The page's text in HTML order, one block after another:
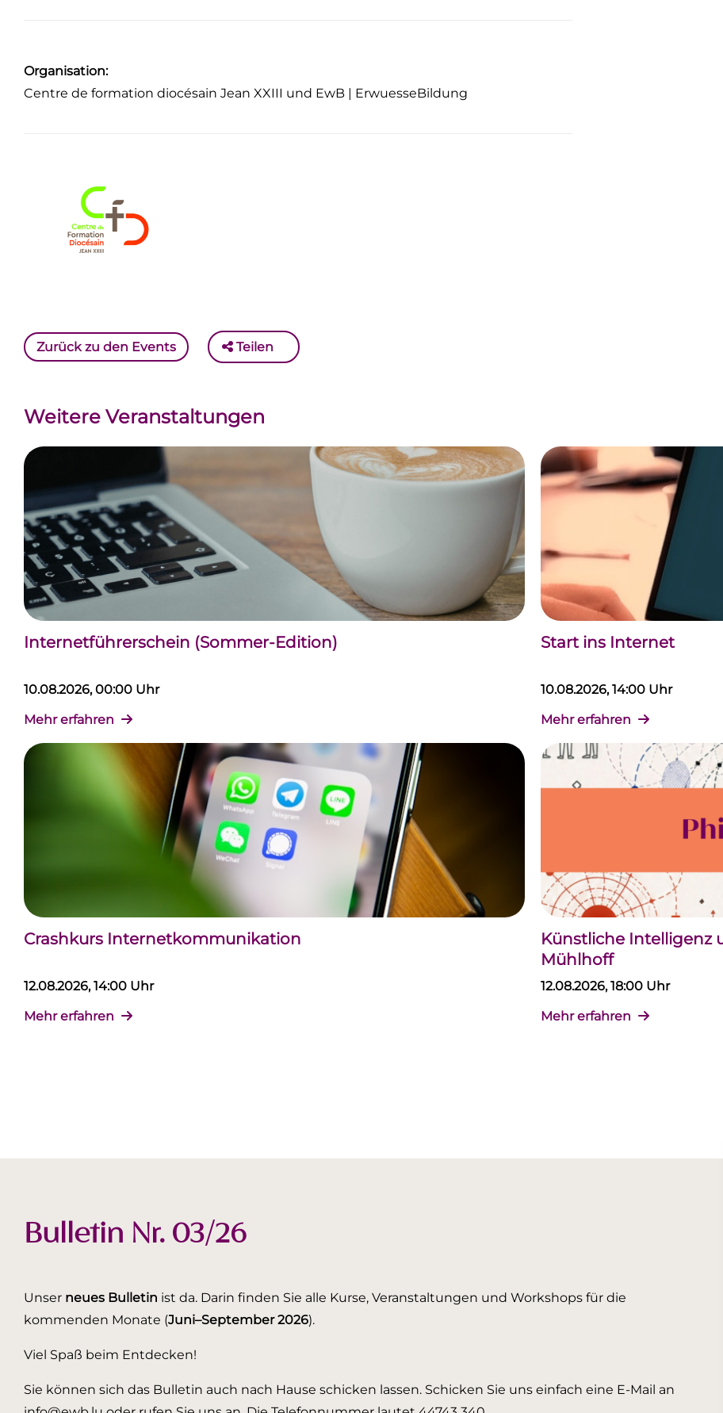
Organisation:
Centre de formation diocésain Jean XXIII und EwB | ErwuesseBildung
Zurück zu den Events Teilen
Weitere Veranstaltungen
Internetführerschein (Sommer-Edition)
10.08.2026, 00:00 Uhr
Mehr erfahren
Start ins Internet
10.08.2026, 14:00 Uhr
Mehr erfahren
Crashkurs Internetkommunikation
12.08.2026, 14:00 Uhr
Mehr erfahren
Künstliche Intelligenz
Mühlhoff
12.08.2026, 18:00 Uhr
Mehr erfahren
Bulletin Nr. 03/26
Unser neues Bulletin ist da. Darin finden Sie alle Kurse, Veranstaltungen und Workshops für die
kommenden Monate (Juni–September 2026).
Viel Spaß beim Entdecken!
Sie können sich das Bulletin auch nach Hause schicken lassen. Schicken Sie uns einfach eine E-Mail an